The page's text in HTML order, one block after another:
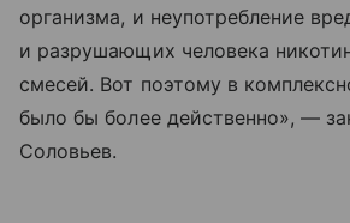
организма, и неупотребление
и разрушающих человека
смесей. Вот поэтому в
было бы более действенно», —
Соловьев.